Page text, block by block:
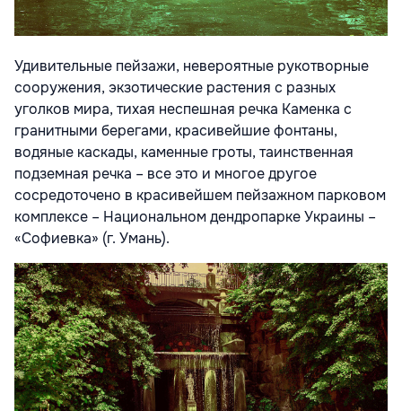
Удивительные пейзажи, невероятные рукотворные
сооружения, экзотические растения с разных
уголков мира, тихая неспешная речка Каменка с
гранитными берегами, красивейшие фонтаны,
водяные каскады, каменные гроты, таинственная
подземная речка – все это и многое другое
сосредоточено в красивейшем пейзажном парковом
комплексе – Национальном дендропарке Украины –
«Софиевка» (г. Умань).